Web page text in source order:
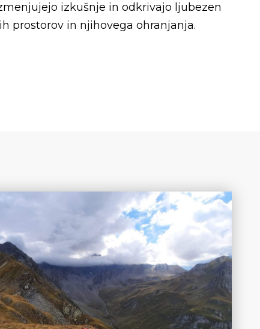
izkušnje in odkrivajo ljubezen
prostorov in njihovega ohranjanja.